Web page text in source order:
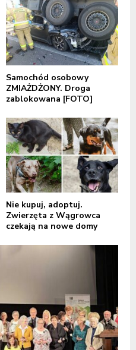
Samochód osobowy
ZMIAŻDŻONY. Droga
zablokowana [FOTO]
Nie kupuj, adoptuj.
Zwierzęta z Wągrowca
czekają na nowe domy